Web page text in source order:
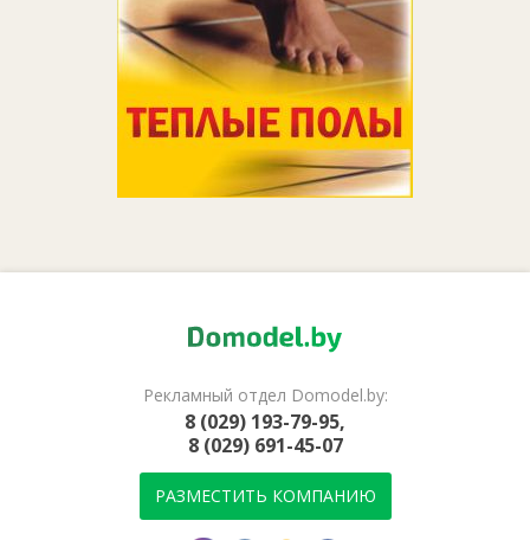
Рекламный отдел Domodel.by:
8 (029) 193-79-95,
8 (029) 691-45-07
РАЗМЕСТИТЬ КОМПАНИЮ